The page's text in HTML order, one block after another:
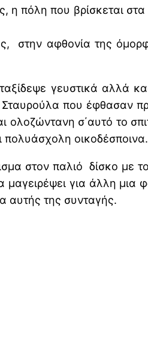
η πόλη που βρίσκεται
στην αφθονία της
γευστικά αλλά
που έφθασαν
σ΄αυτό το
πολυάσχολη οικοδέσποινα.
στον παλιό δίσκο με
για άλλη μια
αυτής της συνταγής.